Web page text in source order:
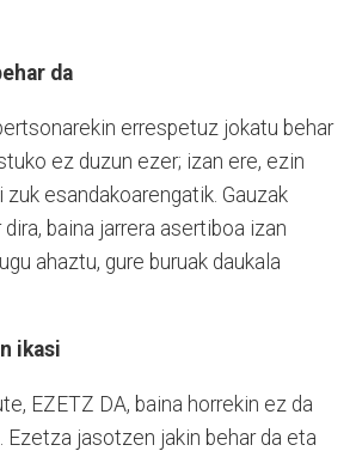
da
errespetuz jokatu behar
ez duzun ezer; izan ere, ezin
esandakoarengatik. Gauzak
baina jarrera asertiboa izan
ahaztu, gure buruak daukala
ikasi
EZETZ DA, baina horrekin ez da
Ezetza jasotzen jakin behar da eta